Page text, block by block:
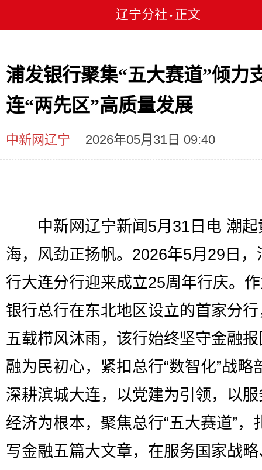
辽宁分社 • 正文
浦发银行聚集“五大赛道”倾力
连“两先区”高质量发展
中新网辽宁 2026年05月31日 09:40
中新网辽宁新闻5月31日电 潮起
海，风劲正扬帆。2026年5月29日，
行大连分行迎来成立25周年行庆。
银行总行在东北地区设立的首家分
五载栉风沐雨，该行始终坚守金融
融为民初心，紧扣总行“数智化”战略
深耕滨城大连，以党建为引领，以
经济为根本，聚焦总行“五大赛道”，
写金融五篇大文章，在服务国家战